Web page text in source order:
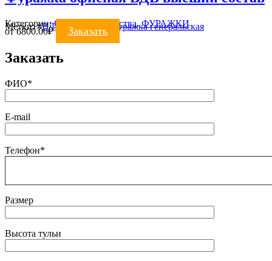
Категории: Силовые ведомства,ФУРАЖКИ
Метки:#ВДВ фуражка фуражка генеральская
от6800.00₽ Заказать
Заказать
ФИО*
E-mail
Телефон*
Размер
Высота тульи